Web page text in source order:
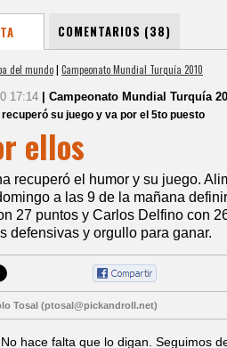
COMENTARIOS (38)
del mundo| Campeonato Mundial Turquía 2010
17:14 | Campeonato Mundial Turquía
su juego y va por el 5to puesto
ellos
recuperó el humor y su juego.
a las 9 de la mañana
27 puntos y Carlos Delfino con
defensivas y orgullo para ganar.
Tosal (ptosal@pickandroll.net)
hace falta que lo digan. Seguimos